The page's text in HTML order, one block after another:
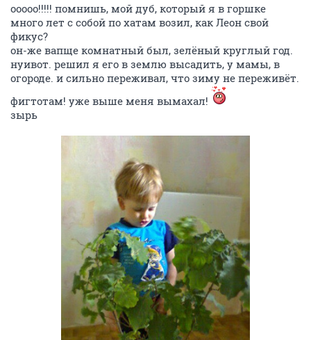
ооооо!!!!! помнишь, мой дуб, который я в горшке
много лет с собой по хатам возил, как Леон свой
фикус?
он-же вапще комнатный был, зелёный круглый год.
нуивот. решил я его в землю высадить, у мамы, в
огороде. и сильно переживал, что зиму не переживёт.
фигтотам! уже выше меня вымахал!
зырь